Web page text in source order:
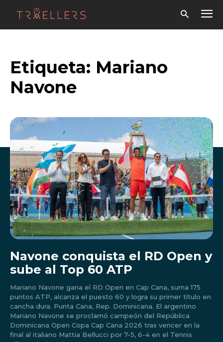
Etiqueta: Mariano
Navone
Navone conquista el RD Open y
sube al Top 60 ATP
Mariano Navone gana el RD Open en Cap Cana, suma 175
puntos ATP, alcanza el puesto 60 y logra su primer título en
cancha dura. Punta Cana, Rep. Dominicana. El argentino
Mariano Navone se proclamó campeón del República
Dominicana Open Copa Cap Cana 2026 tras vencer en la
final al italiano Mattia Bellucci por 7-5, 6-4 en el Tennis